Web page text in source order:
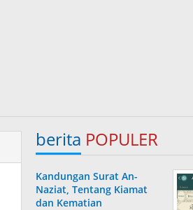
berita POPULER
Kandungan Surat An-
Naziat, Tentang Kiamat
dan Kematian